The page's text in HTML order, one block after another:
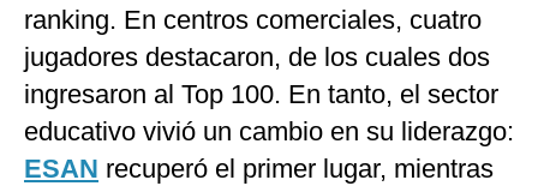
ranking. En centros comerciales, cuatro
jugadores destacaron, de los cuales dos
ingresaron al Top 100. En tanto, el sector
educativo vivió un cambio en su liderazgo:
ESAN recuperó el primer lugar, mientras